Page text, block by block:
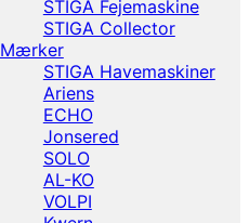
STIGA Fejemaskine
STIGA Collector
Mærker
STIGA Havemaskiner
Ariens
ECHO
Jonsered
SOLO
AL-KO
VOLPI